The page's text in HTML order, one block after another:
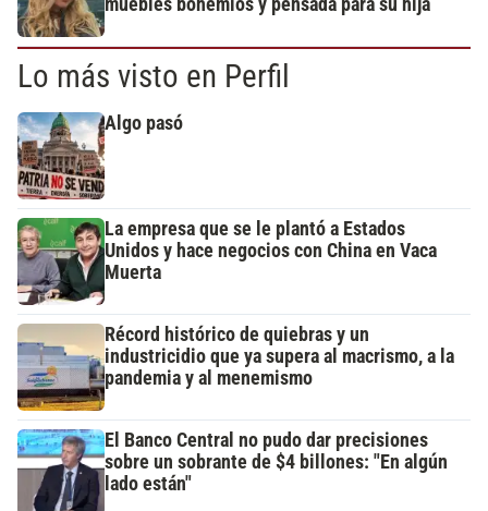
Lo más visto en Perfil
Algo pasó
La empresa que se le plantó a Estados
Unidos y hace negocios con China en Vaca
Muerta
Récord histórico de quiebras y un
industricidio que ya supera al macrismo, a la
pandemia y al menemismo
El Banco Central no pudo dar precisiones
sobre un sobrante de $4 billones: "En algún
lado están"